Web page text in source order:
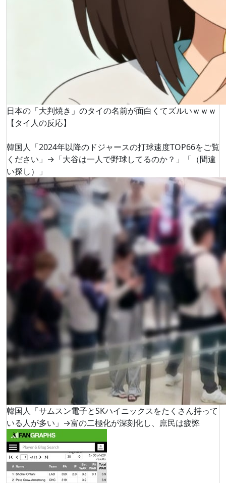
日本の「大判焼き」のタイの名前が面白くてズルいｗｗｗ
【タイ人の反応】
韓国人「2024年以降のドジャースの打球速度TOP66をご覧
ください」→「大谷は一人で野球してるのか？」「（間違
い探し）」
韓国人「サムスン電子とSKハイニックスをたくさん持って
いる人が多い」→富の二極化が深刻化し、庶民は疲弊